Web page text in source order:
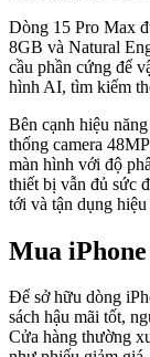
Dòng 15 Pro Max
8GB và Natural
cầu phần cứng để
hình AI, tìm kiếm
Bên cạnh hiệu
thống camera
màn hình với độ
thiết bị vẫn đủ sức
tới và tận dụng
Mua
Để sở hữu dòng
sách hậu mãi tốt,
Cửa hàng thường